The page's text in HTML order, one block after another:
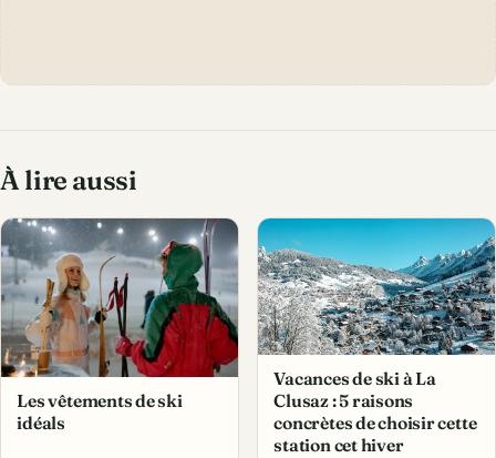
À lire aussi
Les vêtements de ski
idéals
Vacances de ski à La
Clusaz : 5 raisons
concrètes de choisir cette
station cet hiver